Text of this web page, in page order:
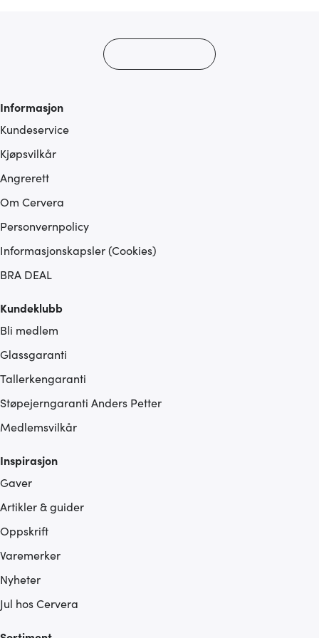
Informasjon
Kundeservice
Kjøpsvilkår
Angrerett
Om Cervera
Personvernpolicy
Informasjonskapsler (Cookies)
BRA DEAL
Kundeklubb
Bli medlem
Glassgaranti
Tallerkengaranti
Støpejerngaranti Anders Petter
Medlemsvilkår
Inspirasjon
Gaver
Artikler & guider
Oppskrift
Varemerker
Nyheter
Jul hos Cervera